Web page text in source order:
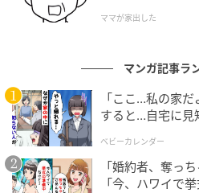
エキサイトニュース
ママが家出した
マンガ記事ラ
「ここ…私の家
すると…自宅に見
ベビーカレンダー
「婚約者、奪っ
「今、ハワイで